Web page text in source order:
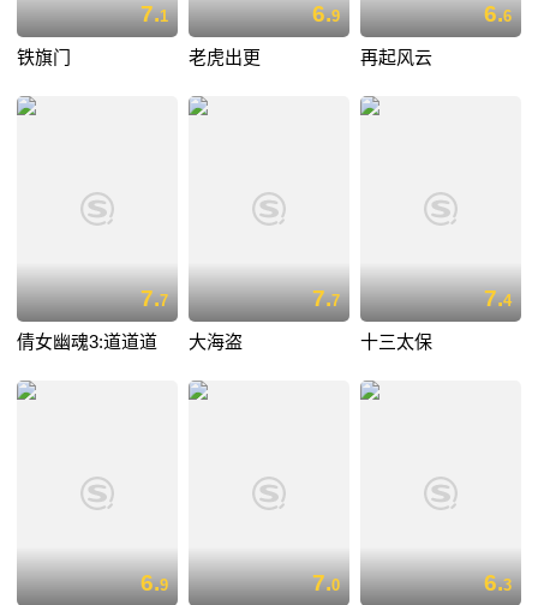
7.1
铁旗门
6.9
老虎出更
6.6
再起风云
7.7
倩女幽魂3:道道道
7.7
大海盗
7.4
十三太保
6.9 7.0 6.3